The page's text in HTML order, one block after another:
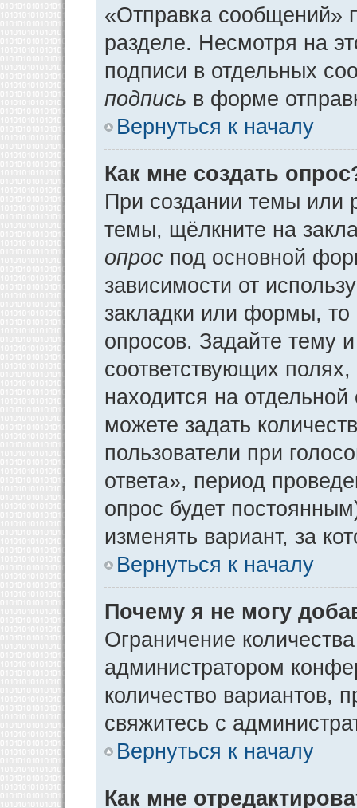
«Отправка сообщений»
разделе. Несмотря на
подписи в отдельных
подпись в форме
Вернуться к началу
Как мне создать
При создании темы или
темы, щёлкните на
опрос под основной
зависимости от
закладки или формы, то
опросов. Задайте тему
соответствующих
находится на
можете задать
пользователи при
ответа», период
опрос будет
изменять вариант, за
Вернуться к началу
Почему я не могу
Ограничение
администратором
количество вариантов,
свяжитесь с
Вернуться к началу
Как мне